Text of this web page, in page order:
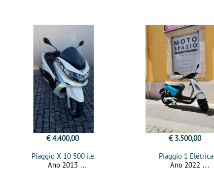
€ 4.400,00
Piaggio X 10 500 i.e.
Ano 2013
€ 3.500,00
Piaggio 1 Elétrica
Ano 2022